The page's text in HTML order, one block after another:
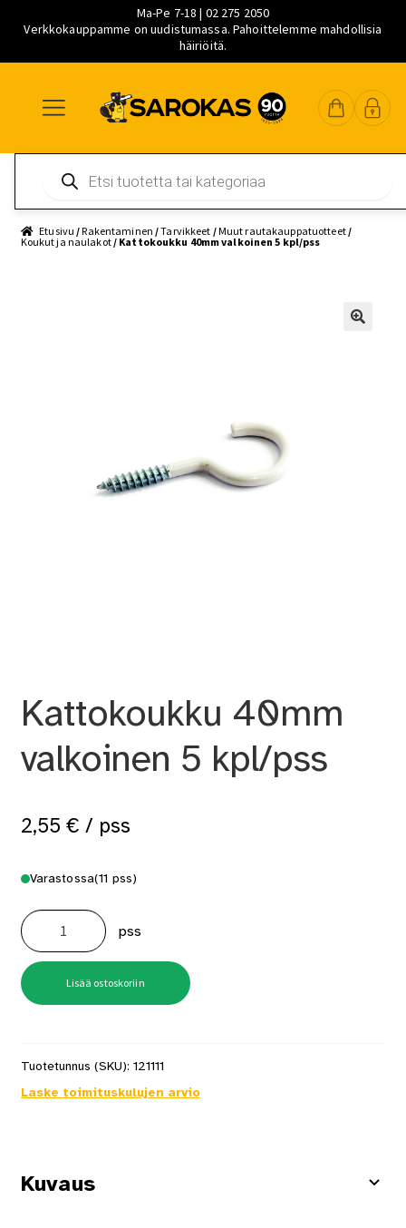
Ma-Pe 7-18 | 02 275 2050
Verkkokauppamme on uudistumassa. Pahoittelemme mahdollisia
häiriöitä.
navigointiin
sisältöön
pääsisältöön
search
Etusivu /Rakentaminen /Tarvikkeet /Muut rautakauppatuotteet/
Koukut ja naulakot/ Kattokoukku 40mm valkoinen 5 kpl/pss
Kattokoukku 40mm
valkoinen 5 kpl/pss
2,55 € / pss
Varastossa(11 pss)
Kattokoukku
40mm
valkoinen
5
kpl/pss
määrä
pss
Lisää ostoskoriin
Tuotetunnus (SKU): 121111
Laske toimituskulujen arvio
Kuvaus